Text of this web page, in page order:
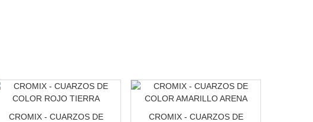
CROMIX - CUARZOS DE
CROMIX - CUARZOS DE